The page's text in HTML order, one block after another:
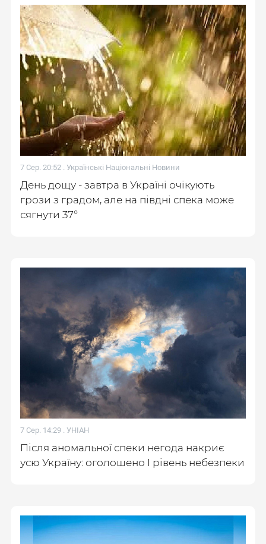
7 Сер. 20:52 . Українські Національні Новини
День дощу - завтра в Україні очікують
грози з градом, але на півдні спека може
сягнути 37°
7 Сер. 14:29 . УНІАН
Після аномальної спеки негода накриє
усю Україну: оголошено І рівень небезпеки